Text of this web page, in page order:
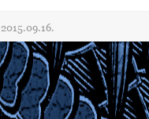
2015.09.16.